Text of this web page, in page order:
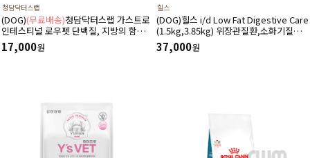
청담닥터스랩
(DOG)(무료배송)청담닥터스랩 가스트로
인테스티널 로우펫 단백질, 지방의 함량을
줄인 습식 캔사료 600g(100gx6ea) 저지
방처방습식,췌장염 ,소화기질환,고지혈
17,000원
힐스
(DOG)힐스 i/d Low Fat Digestive Care
(1.5kg,3.85kg) 위장관질환,소화기질환,
췌장염-처방식,처방사료
37,000원